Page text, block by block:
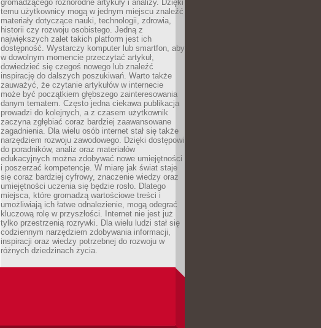
gromadzącego różnorodne artykuły i analizy. Dzięki
temu użytkownicy mogą w jednym miejscu znaleźć
materiały dotyczące nauki, technologii, zdrowia,
historii czy rozwoju osobistego. Jedną z
największych zalet takich platform jest ich
dostępność. Wystarczy komputer lub smartfon, aby
w dowolnym momencie przeczytać artykuł,
dowiedzieć się czegoś nowego lub znaleźć
inspirację do dalszych poszukiwań. Warto także
zauważyć, że czytanie artykułów w internecie
może być początkiem głębszego zainteresowania
danym tematem. Często jedna ciekawa publikacja
prowadzi do kolejnych, a z czasem użytkownik
zaczyna zgłębiać coraz bardziej zaawansowane
zagadnienia. Dla wielu osób internet stał się także
narzędziem rozwoju zawodowego. Dzięki dostępowi
do poradników, analiz oraz materiałów
edukacyjnych można zdobywać nowe umiejętności
i poszerzać kompetencje. W miarę jak świat staje
się coraz bardziej cyfrowy, znaczenie wiedzy oraz
umiejętności uczenia się będzie rosło. Dlatego
miejsca, które gromadzą wartościowe treści i
umożliwiają ich łatwe odnalezienie, mogą odegrać
kluczową rolę w przyszłości. Internet nie jest już
tylko przestrzenią rozrywki. Dla wielu ludzi stał się
codziennym narzędziem zdobywania informacji,
inspiracji oraz wiedzy potrzebnej do rozwoju w
różnych dziedzinach życia.